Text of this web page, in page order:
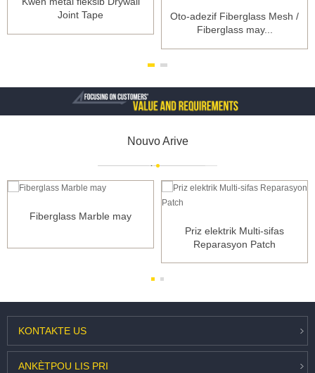
Joint Tape
Oto-adezif Fiberglass Mesh /
Fiberglass may...
Nouvo Arive
Fiberglass Marble may
Priz elektrik Multi-sifas
Reparasyon Patch
KONTAKTE US
ANKÈTPOU LIS PRI